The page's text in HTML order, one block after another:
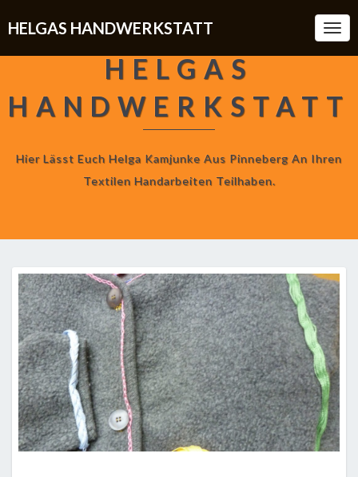
HELGAS HANDWERKSTATT
HELGAS
HANDWERKSTATT
Hier Lässt Euch Helga Kamjunke Aus Pinneberg An Ihren
Textilen Handarbeiten Teilhaben.